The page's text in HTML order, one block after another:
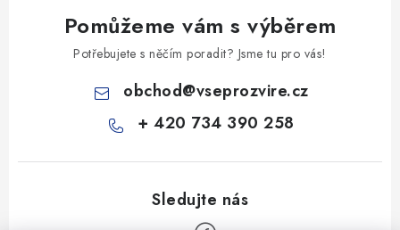
Pomůžeme vám s výběrem
Potřebujete s něčím poradit? Jsme tu pro vás!
obchod@vseprozvire.cz
+ 420 734 390 258